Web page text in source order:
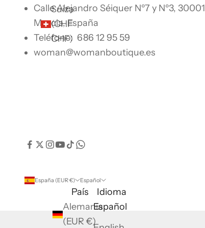
Suiza
(CHF
CHF)
Calle Alejandro Séiquer Nº7 y Nº3, 30001
Murcia, España
Teléfono: 686 12 95 59
woman@womanboutique.es
España (EUR €)
País
Alemania
(EUR €)
Español
Idioma
Español